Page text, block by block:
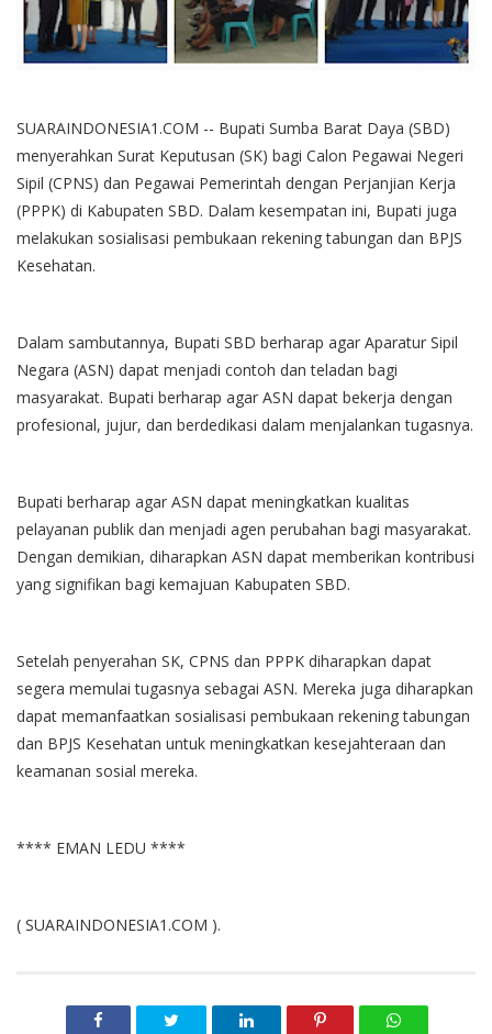
SUARAINDONESIA1.COM -- Bupati Sumba Barat Daya (SBD)
menyerahkan Surat Keputusan (SK) bagi Calon Pegawai Negeri
Sipil (CPNS) dan Pegawai Pemerintah dengan Perjanjian Kerja
(PPPK) di Kabupaten SBD. Dalam kesempatan ini, Bupati juga
melakukan sosialisasi pembukaan rekening tabungan dan BPJS
Kesehatan.
Dalam sambutannya, Bupati SBD berharap agar Aparatur Sipil
Negara (ASN) dapat menjadi contoh dan teladan bagi
masyarakat. Bupati berharap agar ASN dapat bekerja dengan
profesional, jujur, dan berdedikasi dalam menjalankan tugasnya.
Bupati berharap agar ASN dapat meningkatkan kualitas
pelayanan publik dan menjadi agen perubahan bagi masyarakat.
Dengan demikian, diharapkan ASN dapat memberikan kontribusi
yang signifikan bagi kemajuan Kabupaten SBD.
Setelah penyerahan SK, CPNS dan PPPK diharapkan dapat
segera memulai tugasnya sebagai ASN. Mereka juga diharapkan
dapat memanfaatkan sosialisasi pembukaan rekening tabungan
dan BPJS Kesehatan untuk meningkatkan kesejahteraan dan
keamanan sosial mereka.
**** EMAN LEDU ****
( SUARAINDONESIA1.COM ).